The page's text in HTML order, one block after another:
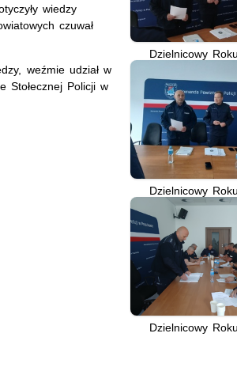
Dzielnicowy
Dzielnicowy
Dzielnicowy
wiedzy
czuwał
weźmie udział w
Stołecznej Policji w